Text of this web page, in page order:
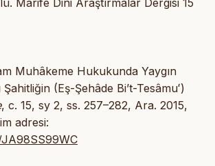
Marife Dini Araştırmalar Dergisi 15
Muhâkeme Hukukunda Yaygın
(Eş-Şehâde Bi’t-Tesâmuʻ)
, c. 15, sy 2, ss. 257–282, Ara. 2015,
adresi: